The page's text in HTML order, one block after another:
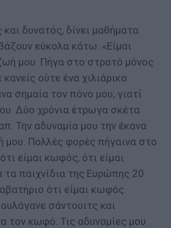
δυνατός, δίνει μαθήματα
εύκολα κάτω: «Eίμαι
μου. Πήγα στο στρατό μόνος
ούτε ένα χιλιάρικο.
σημαία τον πόνο μου, γιατί
Δύο χρόνια έτρωγα σκέτα
Την αδυναμία μου την έκανα
μου. Πολλές φορές πήγαινα στο
είμαι κωφός, ότι είμαι
τα παιχνίδια της Ευρώπης 20
ότι είμαι κωφός.
σάντουιτς και
τον κωφό. Τις αδυναμίες μου